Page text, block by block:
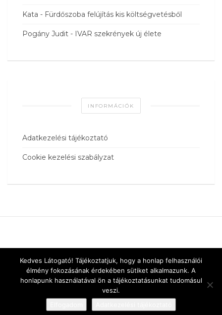
Kata - Fürdőszoba felújítás kis költségvetésből
Pogány Judit - IVAR szekrények új élete
INFORMÁCIÓK
Adatkezelési tájékoztató
Cookie kezelési szabályzat
Kedves Látogató! Tájékoztatjuk, hogy a honlap felhasználói
élmény fokozásának érdekében sütiket alkalmazunk. A
honlapunk használatával ön a tájékoztatásunkat tudomásul
veszi.